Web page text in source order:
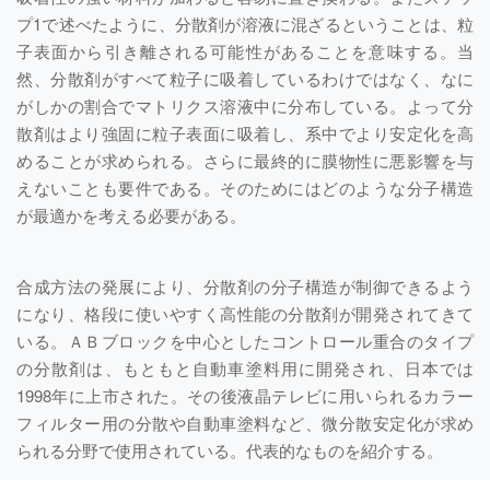
プ1で述べたように、分散剤が溶液に混ざるということは、粒
子表面から引き離される可能性があることを意味する。当
然、分散剤がすべて粒子に吸着しているわけではなく、なに
がしかの割合でマトリクス溶液中に分布している。よって分
散剤はより強固に粒子表面に吸着し、系中でより安定化を高
めることが求められる。さらに最終的に膜物性に悪影響を与
えないことも要件である。そのためにはどのような分子構造
が最適かを考える必要がある。
合成方法の発展により、分散剤の分子構造が制御できるよう
になり、格段に使いやすく高性能の分散剤が開発されてきて
いる。ＡＢブロックを中心としたコントロール重合のタイプ
の分散剤は、もともと自動車塗料用に開発され、日本では
1998年に上市された。その後液晶テレビに用いられるカラー
フィルター用の分散や自動車塗料など、微分散安定化が求め
られる分野で使用されている。代表的なものを紹介する。